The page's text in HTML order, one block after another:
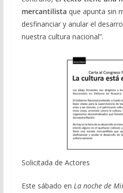
mercantilista que apunta sin
desfinanciar y anular el
nuestra cultura nacional”.
Solicitada de Actores
Este sábado en La noche de